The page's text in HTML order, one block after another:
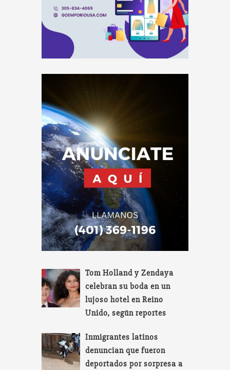
Tom Holland y Zendaya
celebran su boda en un
lujoso hotel en Reino
Unido, según reportes
Inmigrantes latinos
denuncian que fueron
deportados por sorpresa a